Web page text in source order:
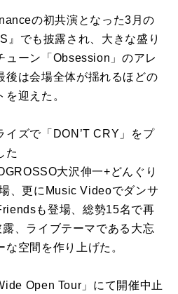
の初共演となった3月の
』でも披露され、大きな盛り
ューン「Obsession」のアレ
後は会場全体が揺れるほどの
迎えた。
イズで「DON’T CRY」をプ
た
大沢伸一+どんぐり
、更にMusic Videoでダンサ
も登場、総勢15名で再
、ライブテーマである大忘
空間を作り上げた。
Open Tour」にて開催中止